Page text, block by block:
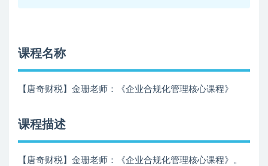
课程名称
【唐奇财税】金珊老师：《企业合规化管理核心课程》
课程描述
【唐奇财税】金珊老师：《企业合规化管理核心课程》。